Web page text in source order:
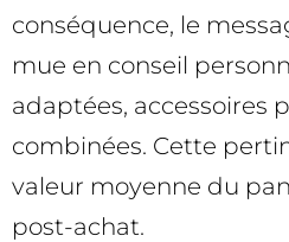
conséquence, le
mue en conseil
adaptées, accessoires
combinées. Cette
valeur moyenne du
post-achat.